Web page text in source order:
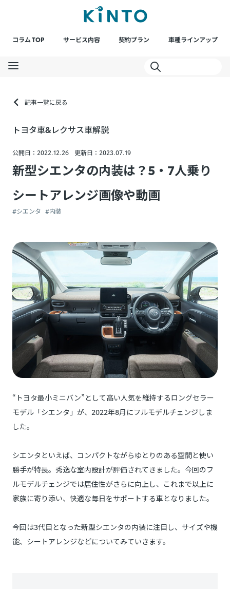
コラム TOP サービス内容 契約プラン 車種ラインアップ
記事一覧に戻る
トヨタ車&レクサス車解説
公開日：2022.12.26 更新日：2023.07.19
新型シエンタの内装は？5・7人乗り
シートアレンジ画像や動画
#シエンタ #内装
“トヨタ最小ミニバン”として高い人気を維持するロングセラー
モデル「シエンタ」が、2022年8月にフルモデルチェンジしま
した。
シエンタといえば、コンパクトながらゆとりのある空間と使い
勝手が特長。秀逸な室内設計が評価されてきました。今回のフ
ルモデルチェンジでは居住性がさらに向上し、これまで以上に
家族に寄り添い、快適な毎日をサポートする車となりました。
今回は3代目となった新型シエンタの内装に注目し、サイズや機
能、シートアレンジなどについてみていきます。